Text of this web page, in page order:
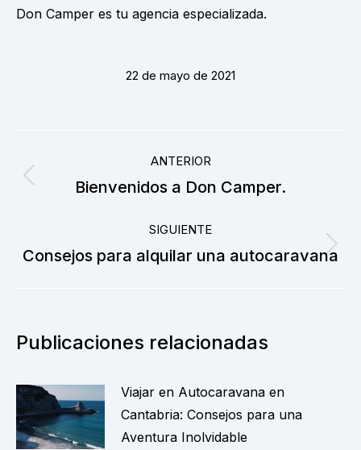
Don Camper es tu agencia especializada.
22 de mayo de 2021
entre
publicaciones
ANTERIOR
Publicación
Bienvenidos a Don Camper.
SIGUIENTE
Publicación
Consejos para alquilar una autocaravana
Publicaciones relacionadas
Viajar en Autocaravana en
Cantabria: Consejos para una
Aventura Inolvidable